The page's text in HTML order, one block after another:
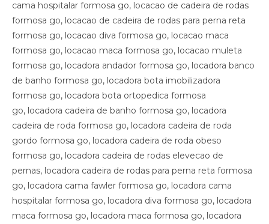
cama hospitalar formosa go, locacao de cadeira de rodas
formosa go, locacao de cadeira de rodas para perna reta
formosa go, locacao diva formosa go, locacao maca
formosa go, locacao maca formosa go, locacao muleta
formosa go, locadora andador formosa go, locadora banco
de banho formosa go, locadora bota imobilizadora
formosa go, locadora bota ortopedica formosa
go, locadora cadeira de banho formosa go, locadora
cadeira de roda formosa go, locadora cadeira de roda
gordo formosa go, locadora cadeira de roda obeso
formosa go, locadora cadeira de rodas elevecao de
pernas, locadora cadeira de rodas para perna reta formosa
go, locadora cama fawler formosa go, locadora cama
hospitalar formosa go, locadora diva formosa go, locadora
maca formosa go, locadora maca formosa go, locadora